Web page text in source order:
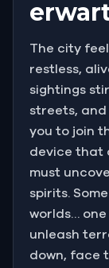
The city
restless,
sightings
streets,
you to join
device that
must
spirits.
worlds…
unleash
down, face